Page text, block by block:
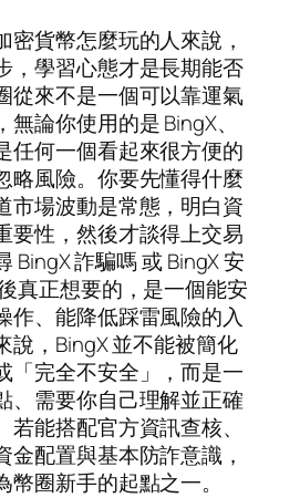
密貨幣怎麼玩的人來說，
，學習心態才是長期能否
從來不是一個可以靠運氣
論你使用的是 BingX、
任何一個看起來很方便的
略風險。你要先懂得什麼
市場波動是常態，明白資
要性，然後才談得上交易
BingX 詐騙嗎 或 BingX 安
真正想要的，是一個能安
作、能降低踩雷風險的入
說，BingX 並不能被簡化
「完全不安全」，而是一
、需要你自己理解並正確
能搭配官方資訊查核、
金配置與基本防詐意識，
圈新手的起點之一。